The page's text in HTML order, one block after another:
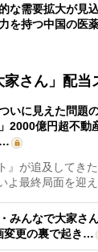
な需要拡大が見
を持つ中国の医
家さん」配
ついに見えた問題
2000億円超不動
』が追及してき
よ最終局面を迎
みんなで大家さ
変更の裏で起き…